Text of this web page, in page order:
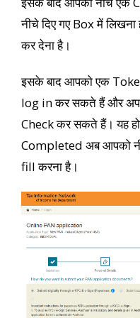
नीचे दिए गए Box में
कर देना है।
इसके बाद आपको एक
log in कर सकते हैं और
Check कर सकते हैं। यह
Completed अब आपको
fill करना है।